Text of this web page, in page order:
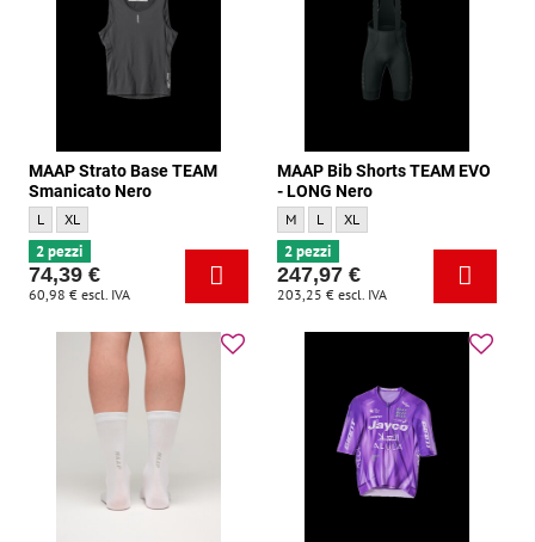
MAAP Strato Base TEAM
Smanicato Nero
MAAP Strato Base TEAM Smanicato Nero - Dimensione:
L MAAP Strato Base TEAM Smanicato Nero - Dimensione:
XL
2 pezzi
74,39 €
60,98 € escl. IVA
MAAP Bib Shorts TEAM EVO
- LONG Nero
MAAP Bib Shorts TEAM EVO - LONG
M MAAP Bib Shorts TEAM EVO -
L MAAP Bib Shorts TEAM EVO -
XL
2 pezzi
247,97 €
203,25 € escl. IVA